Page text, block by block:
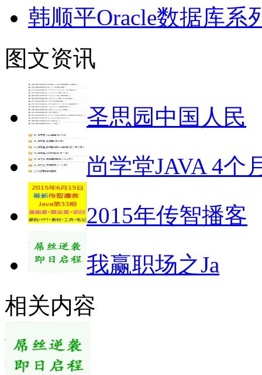
韩顺平Oracle数据库系
图文资讯
圣思园中国人民
尚学堂JAVA 4个
2015年传智播客
我赢职场之Ja
相关内容